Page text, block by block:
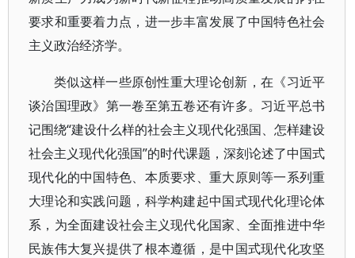
要求和重要着力点，进一步丰富发展了中国特色社会
主义政治经济学。
类似这样一些原创性重大理论创新，在《习近平
谈治国理政》第一卷至第五卷还有许多。习近平总书
记围绕“建设什么样的社会主义现代化强国、怎样建设
社会主义现代化强国”的时代课题，深刻论述了中国式
现代化的中国特色、本质要求、重大原则等一系列重
大理论和实践问题，科学构建起中国式现代化理论体
系，为全面建设社会主义现代化国家、全面推进中华
民族伟大复兴提供了根本遵循，是中国式现代化攻坚